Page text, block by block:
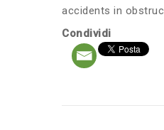
accidents in
Condividi